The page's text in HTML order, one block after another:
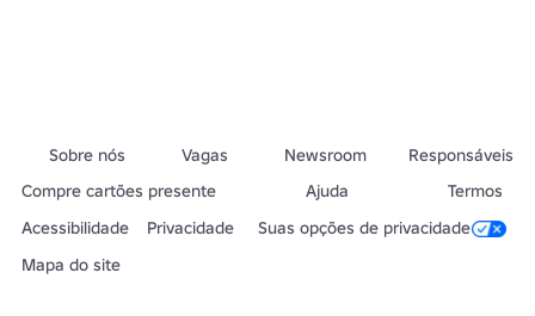
Sobre nós Vagas Newsroom
Responsáveis
Compre cartões presente
Ajuda
Termos
Acessibilidade
Privacidade
Suas opções de privacidade
Mapa do site